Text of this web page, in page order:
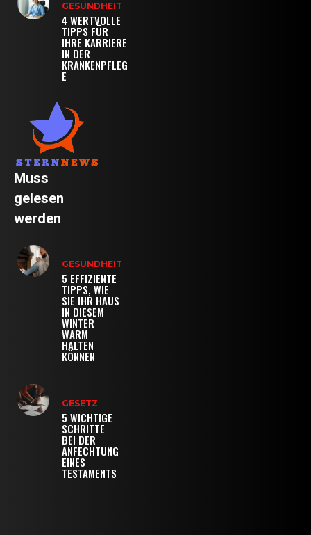
GESUNDHEIT
4 WERTVOLLE
TIPPS FÜR
IHRE KARRIERE
IN DER
KRANKENPFLEG
E
Muss
gelesen
werden
GESUNDHEIT
5 EFFIZIENTE
TIPPS, WIE
SIE IHR HAUS
IN DIESEM
WINTER
WARM
HALTEN
KÖNNEN
GESETZ
5 WICHTIGE
SCHRITTE
BEI DER
ANFECHTUNG
EINES
TESTAMENTS